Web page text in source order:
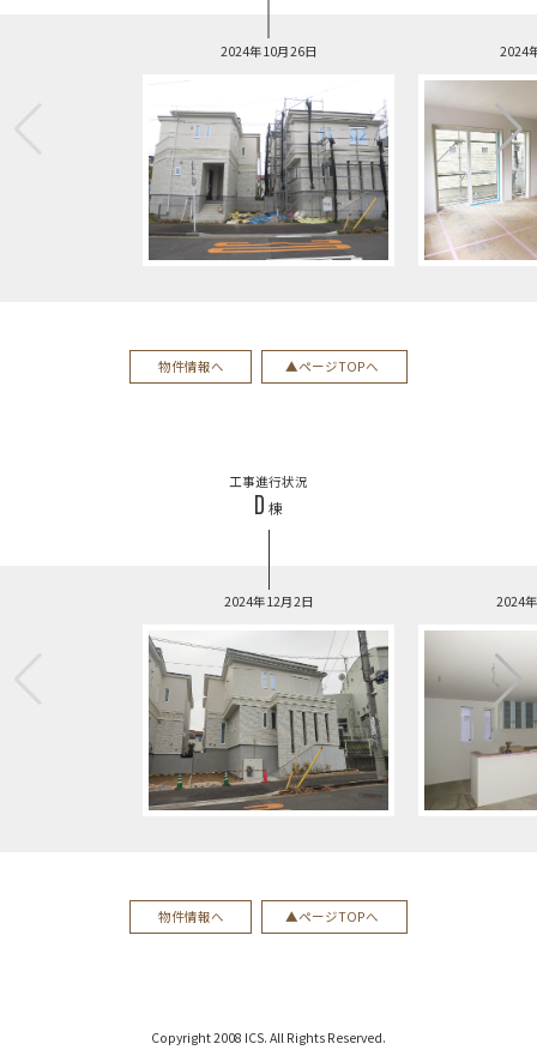
2024年10月26日 2024
物件情報へ ページTOPへ
工事進行状況
D 棟
2024年12月2日 2024
物件情報へ ページTOPへ
Copyright 2008 ICS. All Rights Reserved.